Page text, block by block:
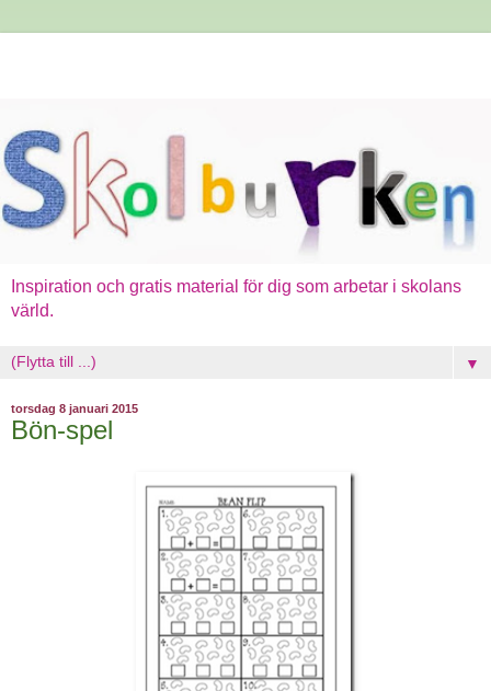
Inspiration och gratis material för dig som arbetar i skolans
värld.
▼
torsdag 8 januari 2015
Bön-spel